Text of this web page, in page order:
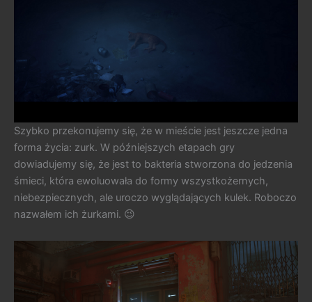
Szybko przekonujemy się, że w mieście jest jeszcze jedna
forma życia: zurk. W późniejszych etapach gry
dowiadujemy się, że jest to bakteria stworzona do jedzenia
śmieci, która ewoluowała do formy wszystkożernych,
niebezpiecznych, ale uroczo wyglądających kulek. Roboczo
nazwałem ich żurkami. 😉